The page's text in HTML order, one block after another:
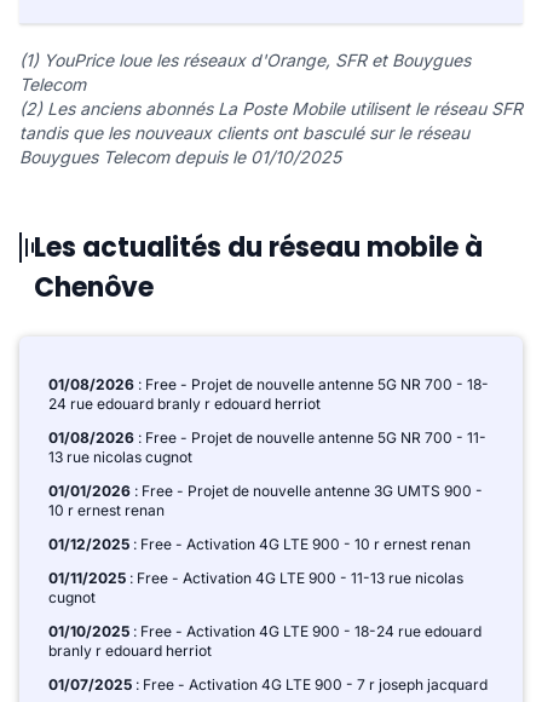
(1) YouPrice loue les réseaux d'Orange, SFR et Bouygues
Telecom
(2) Les anciens abonnés La Poste Mobile utilisent le réseau SFR
tandis que les nouveaux clients ont basculé sur le réseau
Bouygues Telecom depuis le 01/10/2025
Les actualités du réseau mobile à
Chenôve
01/08/2026 : Free - Projet de nouvelle antenne 5G NR 700 - 18-
24 rue edouard branly r edouard herriot
01/08/2026 : Free - Projet de nouvelle antenne 5G NR 700 - 11-
13 rue nicolas cugnot
01/01/2026 : Free - Projet de nouvelle antenne 3G UMTS 900 -
10 r ernest renan
01/12/2025 : Free - Activation 4G LTE 900 - 10 r ernest renan
01/11/2025 : Free - Activation 4G LTE 900 - 11-13 rue nicolas
cugnot
01/10/2025 : Free - Activation 4G LTE 900 - 18-24 rue edouard
branly r edouard herriot
01/07/2025 : Free - Activation 4G LTE 900 - 7 r joseph jacquard